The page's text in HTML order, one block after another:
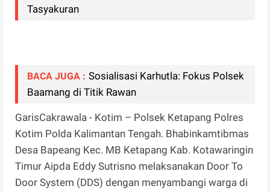
Tasyakuran
BACA JUGA : Sosialisasi Karhutla: Fokus Polsek
Baamang di Titik Rawan
GarisCakrawala - Kotim – Polsek Ketapang Polres
Kotim Polda Kalimantan Tengah. Bhabinkamtibmas
Desa Bapeang Kec. MB Ketapang Kab. Kotawaringin
Timur Aipda Eddy Sutrisno melaksanakan Door To
Door System (DDS) dengan menyambangi warga di